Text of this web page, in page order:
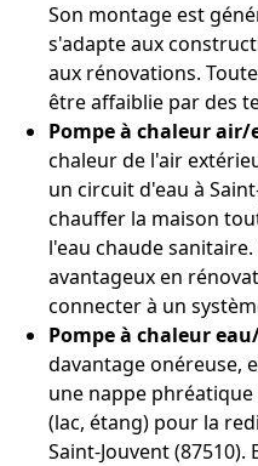
Son montage est
s'adapte aux
aux rénovations.
être affaiblie par des
Pompe à chaleur air/
chaleur de l'air
un circuit d'eau à
chauffer la maison
l'eau chaude
avantageux en
connecter à un
Pompe à chaleur
davantage onéreuse,
une nappe
(lac, étang) pour la
Saint-Jouvent (87510).